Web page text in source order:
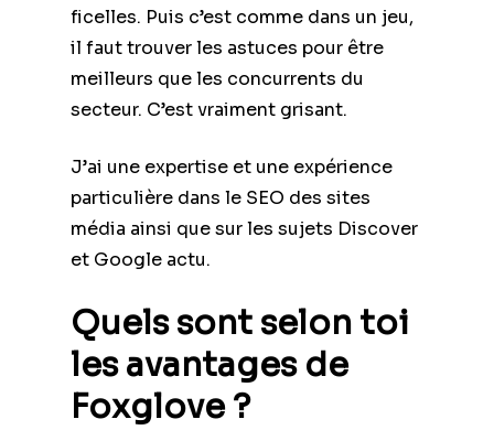
ficelles. Puis c’est comme dans un jeu,
il faut trouver les astuces pour être
meilleurs que les concurrents du
secteur. C’est vraiment grisant.
J’ai une expertise et une expérience
particulière dans le SEO des sites
média ainsi que sur les sujets Discover
et Google actu.
Quels sont selon toi
les avantages de
Foxglove ?